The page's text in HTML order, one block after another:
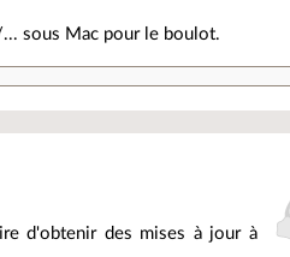
sous Mac pour le boulot.
d'obtenir des mises à jour à